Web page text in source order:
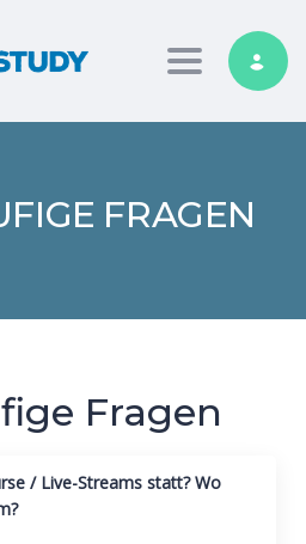
Toggle
FRAGEN
Fragen
/ Live-Streams statt? Wo